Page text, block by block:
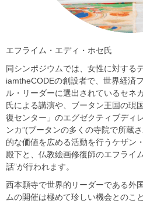
エフライム・エディ・ホセ氏
同シンポジウムでは、女性に対する
iamtheCODEの創設者で、世界経済
ル・リーダーに選出されているセネ
氏による講演や、ブータン王国の現
復センター」のエグゼクティブディ
ンカ”(ブータンの多くの寺院で所蔵
的な価値を広める活動を行うケザン
殿下と、仏教絵画修復師のエフライ
話”が行われます。
西本願寺で世界的リーダーである外
ムの開催は極めて珍しい機会とのこ